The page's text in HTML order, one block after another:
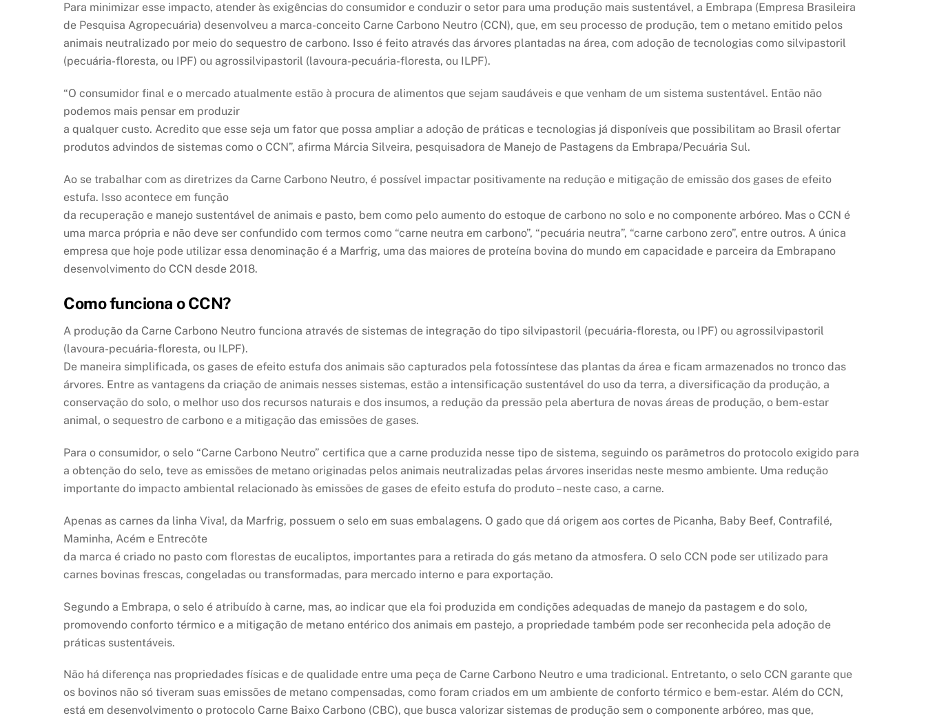
Para minimizar esse impacto, atender às exigências do consumidor e conduzir o setor para uma produção mais sustentável, a Embrapa (Empresa Brasileira
de Pesquisa Agropecuária) desenvolveu a marca-conceito Carne Carbono Neutro (CCN), que, em seu processo de produção, tem o metano emitido pelos
animais neutralizado por meio do sequestro de carbono. Isso é feito através das árvores plantadas na área, com adoção de tecnologias como silvipastoril
(pecuária-floresta, ou IPF) ou agrossilvipastoril (lavoura-pecuária-floresta, ou ILPF).
“O consumidor final e o mercado atualmente estão à procura de alimentos que sejam saudáveis e que venham de um sistema sustentável. Então não
podemos mais pensar em produzir
a qualquer custo. Acredito que esse seja um fator que possa ampliar a adoção de práticas e tecnologias já disponíveis que possibilitam ao Brasil ofertar
produtos advindos de sistemas como o CCN”, afirma Márcia Silveira, pesquisadora de Manejo de Pastagens da Embrapa/Pecuária Sul.
Ao se trabalhar com as diretrizes da Carne Carbono Neutro, é possível impactar positivamente na redução e mitigação de emissão dos gases de efeito
estufa. Isso acontece em função
da recuperação e manejo sustentável de animais e pasto, bem como pelo aumento do estoque de carbono no solo e no componente arbóreo. Mas o CCN é
uma marca própria e não deve ser confundido com termos como “carne neutra em carbono”, “pecuária neutra”, “carne carbono zero”, entre outros. A única
empresa que hoje pode utilizar essa denominação é a Marfrig, uma das maiores de proteína bovina do mundo em capacidade e parceira da Embrapano
desenvolvimento do CCN desde 2018.
Como funciona oCCN?
A produção da Carne Carbono Neutro funciona através de sistemas de integração do tipo silvipastoril (pecuária-floresta, ou IPF) ou agrossilvipastoril
(lavoura-pecuária-floresta, ou ILPF).
De maneira simplificada, os gases de efeito estufa dos animais são capturados pela fotossíntese das plantas da área e ficam armazenados no tronco das
árvores. Entre as vantagens da criação de animais nesses sistemas, estão a intensificação sustentável do uso da terra, a diversificação da produção, a
conservação do solo, o melhor uso dos recursos naturais e dos insumos, a redução da pressão pela abertura de novas áreas de produção, o bem-estar
animal, o sequestro de carbono e a mitigação das emissões de gases.
Para o consumidor, o selo “Carne Carbono Neutro” certifica que a carne produzida nesse tipo de sistema, seguindo os parâmetros do protocolo exigido para
a obtenção do selo, teve as emissões de metano originadas pelos animais neutralizadas pelas árvores inseridas neste mesmo ambiente. Uma redução
importante do impacto ambiental relacionado às emissões de gases de efeito estufa do produto – neste caso, a carne.
Apenas as carnes da linha Viva!, da Marfrig, possuem o selo em suas embalagens. O gado que dá origem aos cortes de Picanha, Baby Beef, Contrafilé,
Maminha, Acém e Entrecôte
da marca é criado no pasto com florestas de eucaliptos, importantes para a retirada do gás metano da atmosfera. O selo CCN pode ser utilizado para
carnes bovinas frescas, congeladas ou transformadas, para mercado interno e para exportação.
Segundo a Embrapa, o selo é atribuído à carne, mas, ao indicar que ela foi produzida em condições adequadas de manejo da pastagem e do solo,
promovendo conforto térmico e a mitigação de metano entérico dos animais em pastejo, a propriedade também pode ser reconhecida pela adoção de
práticas sustentáveis.
Não há diferença nas propriedades físicas e de qualidade entre uma peça de Carne Carbono Neutro e uma tradicional. Entretanto, o selo CCN garante que
os bovinos não só tiveram suas emissões de metano compensadas, como foram criados em um ambiente de conforto térmico e bem-estar. Além do CCN,
está em desenvolvimento o protocolo Carne Baixo Carbono (CBC), que busca valorizar sistemas de produção sem o componente arbóreo, mas que,